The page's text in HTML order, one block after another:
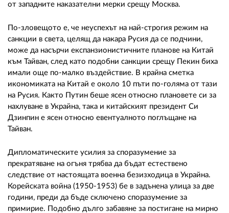
от западните наказателни мерки срещу Москва.
По-зловещото е, че неуспехът на най-строгия режим на
санкции в света, целящ да накара Русия да се подчини,
може да насърчи експанзионистичните планове на Китай
към Тайван, след като подобни санкции срещу Пекин биха
имали още по-малко въздействие. В крайна сметка
икономиката на Китай е около 10 пъти по-голяма от тази
на Русия. Както Путин беше ясен относно плановете си за
нахлуване в Украйна, така и китайският президент Си
Дзинпин е ясен относно евентуалното поглъщане на
Тайван.
Дипломатическите усилия за споразумение за
прекратяване на огъня трябва да бъдат естествено
следствие от настоящата военна безизходица в Украйна.
Корейската война (1950-1953) бе в задънена улица за две
години, преди да бъде сключено споразумение за
примирие. Подобно дълго забавяне за постигане на мирно